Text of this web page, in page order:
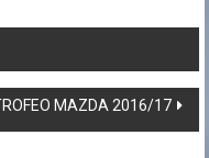
MAZDA 2016/17